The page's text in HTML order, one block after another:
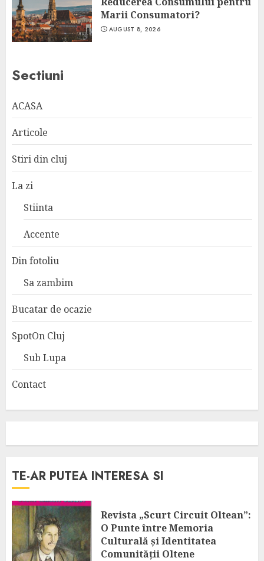
Marii Consumatori?
AUGUST 8, 2026
Sectiuni
ACASA
Articole
Stiri din cluj
La zi
Stiinta
Accente
Din fotoliu
Sa zambim
Bucatar de ocazie
SpotOn Cluj
Sub Lupa
Contact
TE-AR PUTEA INTERESA SI
Revista „Scurt Circuit Oltean”:
O Punte între Memoria
Culturală și Identitatea
Comunității Oltene